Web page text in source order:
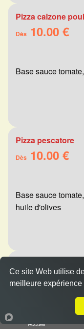
Pizza calzone
Dès 10.00 €
Base sauce
Pizza pescatore
Dès 10.00 €
Base sauce
huile d'olives
Dès10.00 €
Base sauce
Accueil
Ce site Web utilise
meilleure